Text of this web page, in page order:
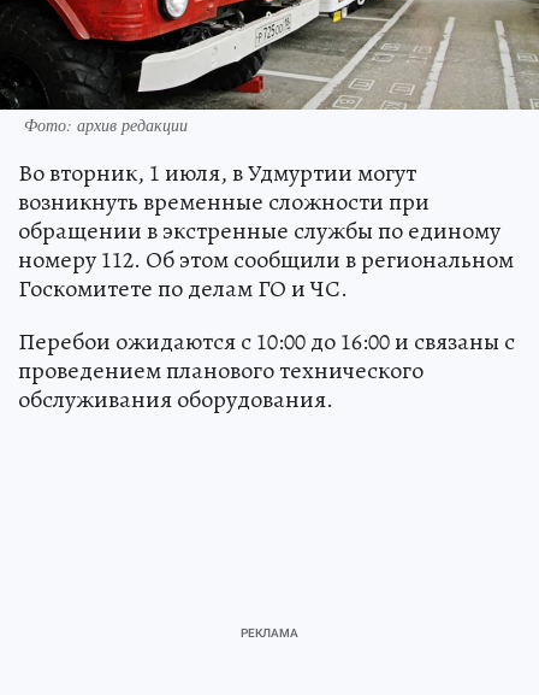
Фото: архив редакции
Во вторник, 1 июля, в Удмуртии могут
возникнуть временные сложности при
обращении в экстренные службы по единому
номеру 112. Об этом сообщили в региональном
Госкомитете по делам ГО и ЧС.
Перебои ожидаются с 10:00 до 16:00 и связаны с
проведением планового технического
обслуживания оборудования.